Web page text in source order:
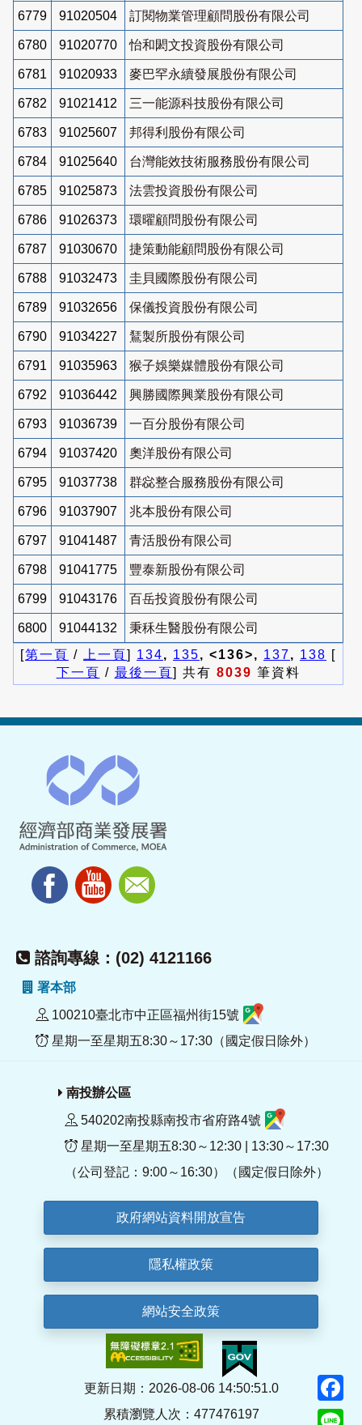
6779 91020504 訂閱物業管理顧問股份有限公司
6780 91020770 怡和閎文投資股份有限公司
6781 91020933 麥巴罕永續發展股份有限公司
6782 91021412 三一能源科技股份有限公司
6783 91025607 邦得利股份有限公司
6784 91025640 台灣能效技術服務股份有限公司
6785 91025873 法雲投資股份有限公司
6786 91026373 環曜顧問股份有限公司
6787 91030670 捷策動能顧問股份有限公司
6788 91032473 圭貝國際股份有限公司
6789 91032656 保儀投資股份有限公司
6790 91034227 鵟製所股份有限公司
6791 91035963 猴子娛樂媒體股份有限公司
6792 91036442 興勝國際興業股份有限公司
6793 91036739 一百分股份有限公司
6794 91037420 奧洋股份有限公司
6795 91037738 群惢整合服務股份有限公司
6796 91037907 兆本股份有限公司
6797 91041487 青活股份有限公司
6798 91041775 豐泰新股份有限公司
6799 91043176 百岳投資股份有限公司
6800 91044132
秉秝生醫股份有限公司
[第一頁 / 上一頁] 134, 135, <136>, 137, 138 [
下一頁 / 最後一頁] 共有 8039 筆資料
諮詢專線：(02) 4121166
署本部
100210臺北市中正區福州街15號
星期一至星期五8:30～17:30（國定假日除外）
南投辦公區
540202南投縣南投市省府路4號
星期一至星期五8:30～12:30 | 13:30～17:30
（公司登記：9:00～16:30）（國定假日除外）
政府網站資料開放宣告
隱私權政策
網站安全政策
更新日期：2026-08-06 14:50:51.0
累積瀏覽人次：477476197